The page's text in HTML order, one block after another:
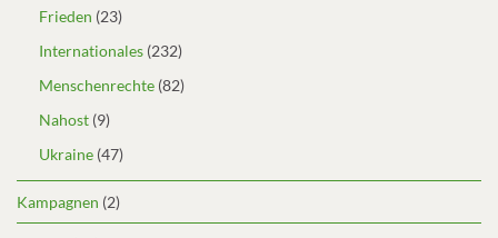
Frieden (23)
Internationales (232)
Menschenrechte (82)
Nahost (9)
Ukraine (47)
Kampagnen (2)